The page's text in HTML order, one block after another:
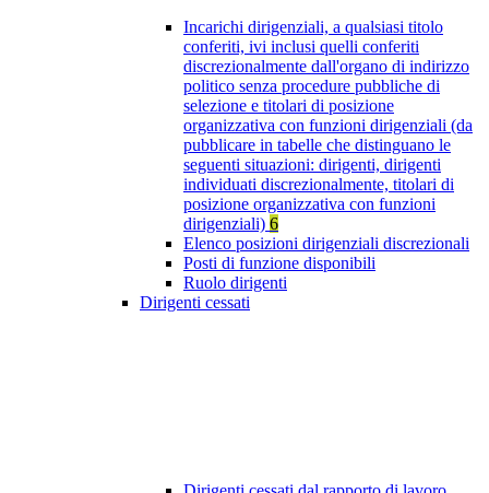
Incarichi dirigenziali, a qualsiasi titolo
conferiti, ivi inclusi quelli conferiti
discrezionalmente dall'organo di indirizzo
politico senza procedure pubbliche di
selezione e titolari di posizione
organizzativa con funzioni dirigenziali (da
pubblicare in tabelle che distinguano le
seguenti situazioni: dirigenti, dirigenti
individuati discrezionalmente, titolari di
posizione organizzativa con funzioni
dirigenziali) 6
Elenco posizioni dirigenziali discrezionali
Posti di funzione disponibili
Ruolo dirigenti
Dirigenti cessati